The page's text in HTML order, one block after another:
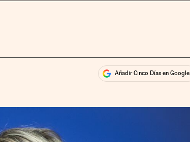
Añadir Cinco Días en Google